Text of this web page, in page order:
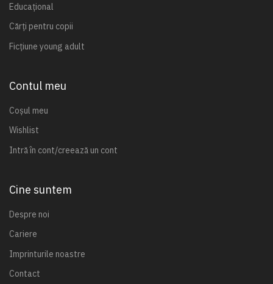
Educațional
Cărți pentru copii
Ficțiune young adult
Contul meu
Coșul meu
Wishlist
Intră în cont/creează un cont
Cine suntem
Despre noi
Cariere
Imprinturile noastre
Contact